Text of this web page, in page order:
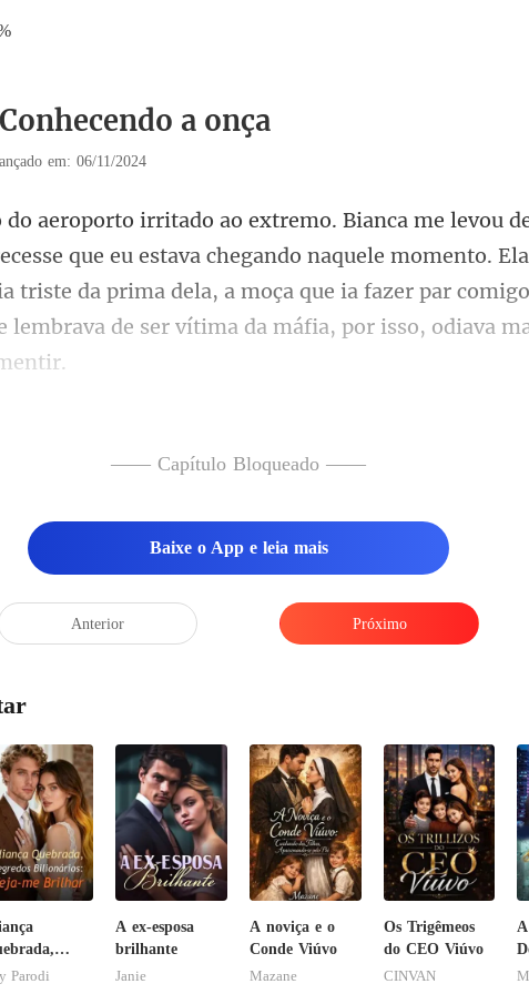
a onça
em: 06/11/2024
estava chegando naquele momento.
triste da prima dela, a moça que ia fazer par comig
—— Capítulo Bloqueado ——
Baixe o App e leia mais
Anterior Próximo
Parodi
A ex-esposa
brilhante
Janie
A noviça e o
Conde Viúvo
Mazane
Os Trigêmeos
do CEO Viúvo
CINVAN